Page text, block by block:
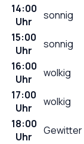
14:00
Uhr
sonnig
15:00
Uhr
sonnig
16:00
Uhr
wolkig
17:00
Uhr
wolkig
18:00
Uhr
Gewitter